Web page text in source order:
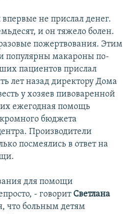
не прислал денег.
и он тяжело болен.
пожертвования. Этим
популярны макароны по-
пациентов прислал
лет назад директору Дома
у хозяев пивоваренной
ежегодная помощь
бюджета
Производители
посмеялись в ответ на
для помощи
- говорит Светлана
что больным детям